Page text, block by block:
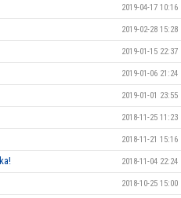
2019-04-17 10:16
2019-02-28 15:28
2019-01-15 22:37
2019-01-06 21:24
2019-01-01 23:55
2018-11-25 11:23
2018-11-21 15:16
2018-11-04 22:24
2018-10-25 15:00